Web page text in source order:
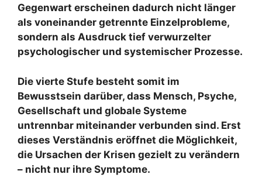
Gegenwart erscheinen dadurch nicht länger
als voneinander getrennte Einzelprobleme,
sondern als Ausdruck tief verwurzelter
psychologischer und systemischer Prozesse.
Die vierte Stufe besteht somit im
Bewusstsein darüber, dass Mensch, Psyche,
Gesellschaft und globale Systeme
untrennbar miteinander verbunden sind. Erst
dieses Verständnis eröffnet die Möglichkeit,
die Ursachen der Krisen gezielt zu verändern
– nicht nur ihre Symptome.